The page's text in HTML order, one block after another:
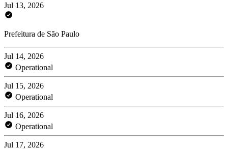
Jul 13, 2026
Prefeitura de São Paulo
Jul 14, 2026
Operational
Jul 15, 2026
Operational
Jul 16, 2026
Operational
Jul 17, 2026